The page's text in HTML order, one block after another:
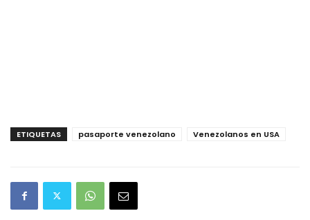
ETIQUETAS pasaporte venezolano Venezolanos en USA